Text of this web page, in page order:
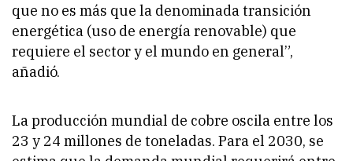
que no es más que la denominada transición
energética (uso de energía renovable) que
requiere el sector y el mundo en general”,
añadió.
La producción mundial de cobre oscila entre los
23 y 24 millones de toneladas. Para el 2030, se